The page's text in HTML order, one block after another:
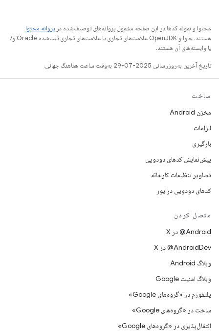
محتوا و نمونه کدها در این صفحه مشمول پروانه‌های توصیف‌شده در پروانه محتوا
هستند. جاوا و OpenJDK علامت‌های تجاری یا علامت‌های تجاری ثبت‌شده Oracle و/
یا وابسته‌های آن هستند.
تاریخ آخرین به‌روزرسانی 2025-07-29 به‌وقت ساعت هماهنگ جهانی.
ساخت
مخزن Android
الزامات
بارگیری
پیش‌نمایش کدهای دودویی
تصاویر تنظیمات کارخانه
کدهای دودویی درایور
متصل کردن
‫‎@Android در X
‫‎@AndroidDev در X
وبلاگ Android
وبلاگ امنیت Google
پلتفورم در «گروه‌های Google»
ساخت در «گروه‌های Google»
انتقال‌پذیری در «گروه‌های Google»